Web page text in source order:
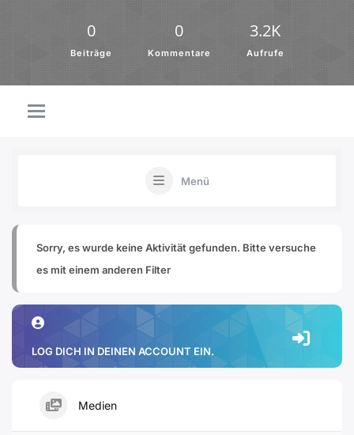
0
Beiträge
0
Kommentare
3.2K
Aufrufe
Menü
Sorry, es wurde keine Aktivität gefunden. Bitte versuche
es mit einem anderen Filter
LOG DICH IN DEINEN ACCOUNT EIN.
Medien